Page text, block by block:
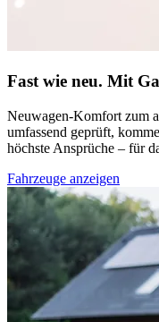
Fast wie neu. Mit
Neuwagen-Komfort zum
umfassend geprüft,
höchste Ansprüche – für
Fahrzeuge anzeigen